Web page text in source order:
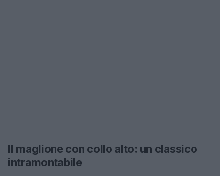
Il maglione con collo alto: un classico
intramontabile